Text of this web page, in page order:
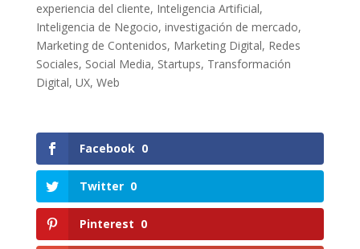
experiencia del cliente, Inteligencia Artificial,
Inteligencia de Negocio, investigación de mercado,
Marketing de Contenidos, Marketing Digital, Redes
Sociales, Social Media, Startups, Transformación
Digital, UX, Web
Facebook 0
Twitter 0
Pinterest 0